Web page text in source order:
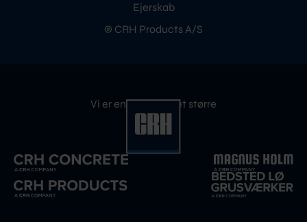
Ejerskab
© CRH Products A/S
Vi er en del af noget større